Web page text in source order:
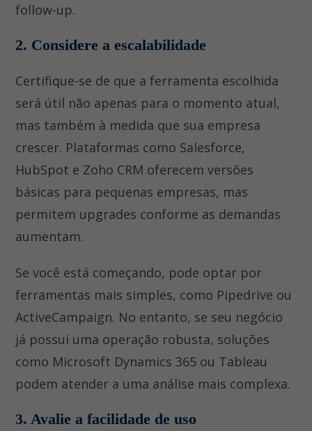
follow-up.
2. Considere a escalabilidade
Certifique-se de que a ferramenta escolhida
será útil não apenas para o momento atual,
mas também à medida que sua empresa
crescer. Plataformas como Salesforce,
HubSpot e Zoho CRM oferecem versões
básicas para pequenas empresas, mas
permitem upgrades conforme as demandas
aumentam.
Se você está começando, pode optar por
ferramentas mais simples, como Pipedrive ou
ActiveCampaign. No entanto, se seu negócio
já possui uma operação robusta, soluções
como Microsoft Dynamics 365 ou Tableau
podem atender a uma análise mais complexa.
3. Avalie a facilidade de uso